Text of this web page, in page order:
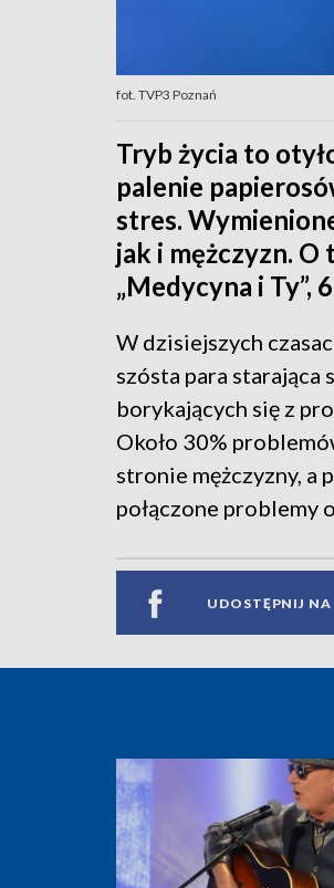
fot. TVP3 Poznań
Tryb życia to
palenie
stres.
jak i mężczyzn.
„Medycyna i Ty”,
W dzisiejszych
szósta para starająca
borykających się z
Około 30%
stronie mężczyzny, a
połączone problemy
UDOSTĘPNIJ